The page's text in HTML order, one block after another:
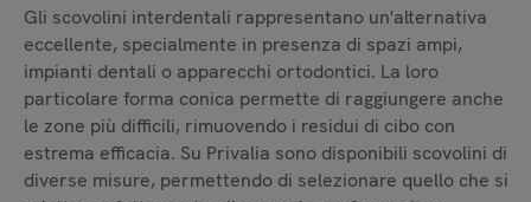
Gli scovolini interdentali rappresentano un'alternativa
eccellente, specialmente in presenza di spazi ampi,
impianti dentali o apparecchi ortodontici. La loro
particolare forma conica permette di raggiungere anche
le zone più difficili, rimuovendo i residui di cibo con
estrema efficacia. Su Privalia sono disponibili scovolini di
diverse misure, permettendo di selezionare quello che si